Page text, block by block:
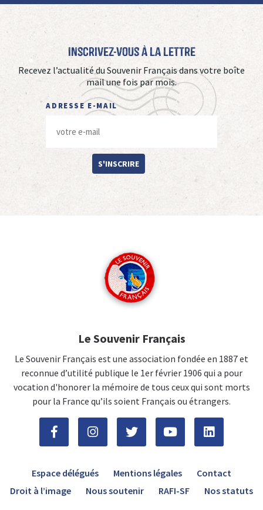
Inscrivez-vous à La Lettre
Recevez l’actualité du Souvenir Français dans votre boîte
mail une fois par mois.
ADRESSE E-MAIL
S'INSCRIRE
Le Souvenir Français
Le Souvenir Français est une association fondée en 1887 et
reconnue d’utilité publique le 1er février 1906 qui a pour
vocation d'honorer la mémoire de tous ceux qui sont morts
pour la France qu’ils soient Français ou étrangers.
Espace délégués Mentions légales
Contact
Droit à l’image
Nous soutenir RAFI-SF Nos statuts